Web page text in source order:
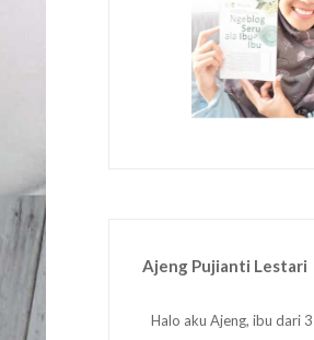
Ajeng Pujianti Lestari
Halo aku Ajeng, ibu dari